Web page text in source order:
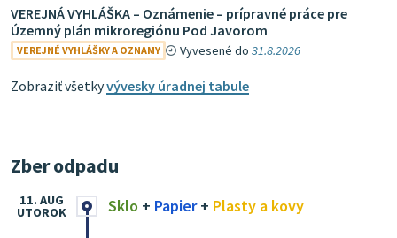
VEREJNÁ VYHLÁŠKA – Oznámenie – prípravné práce pre
Územný plán mikroregiónu Pod Javorom
VEREJNÉ VYHLÁŠKY A OZNAMY Vyvesené do31.8.2026
Zobraziť všetkyvývesky úradnej tabule
Zber odpadu
Sklo + Papier+ Plasty a kovy
11. AUG
UTOROK